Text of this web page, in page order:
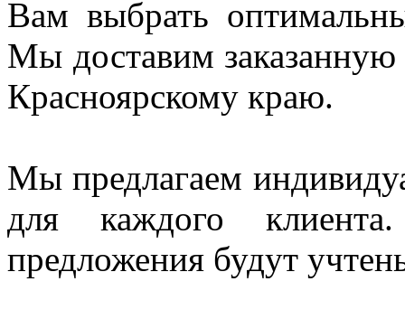
Вам выбрать
Мы доставим
Красноярскому краю.
Мы предлагаем
для каждого
предложения будут